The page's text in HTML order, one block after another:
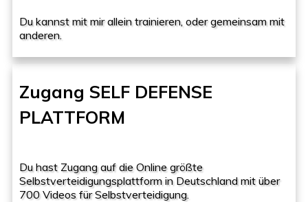
Du kannst mit mir allein trainieren, oder gemeinsam mit
anderen.
Zugang SELF DEFENSE
PLATTFORM
Du hast Zugang auf die Online größte
Selbstverteidigungsplattform in Deutschland mit über
700 Videos für Selbstverteidigung.